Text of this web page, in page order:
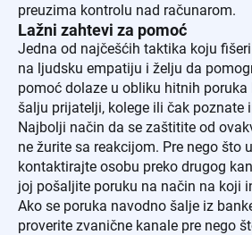
preuzima kontrolu nad računarom.
Lažni zahtevi za pomoć
Jedna od najčešćih taktika koju
na ljudsku empatiju i želju da
pomoć dolaze u obliku hitnih poruka
šalju prijatelji, kolege ili čak poznate
Najbolji način da se zaštitite od
ne žurite sa reakcijom. Pre nego što
kontaktirajte osobu preko drugog
joj pošaljite poruku na način na koji
Ako se poruka navodno šalje iz
proverite zvanične kanale pre nego